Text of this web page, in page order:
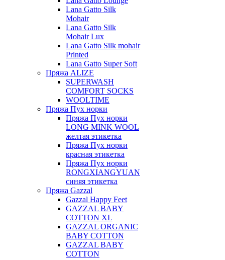
Lana Gatto Silk
Mohair
Lana Gatto Silk
Mohair Lux
Lana Gatto Silk mohair
Printed
Lana Gatto Super Soft
Пряжа ALIZE
SUPERWASH
COMFORT SOCKS
WOOLTIME
Пряжа Пух норки
Пряжа Пух норки
LONG MINK WOOL
желтая этикетка
Пряжа Пух норки
красная этикетка
Пряжа Пух норки
RONGXIANGYUAN
синяя этикетка
Пряжа Gazzal
Gazzal Happy Feet
GAZZAL BABY
COTTON XL
GAZZAL ORGANIC
BABY COTTON
GAZZAL BABY
COTTON